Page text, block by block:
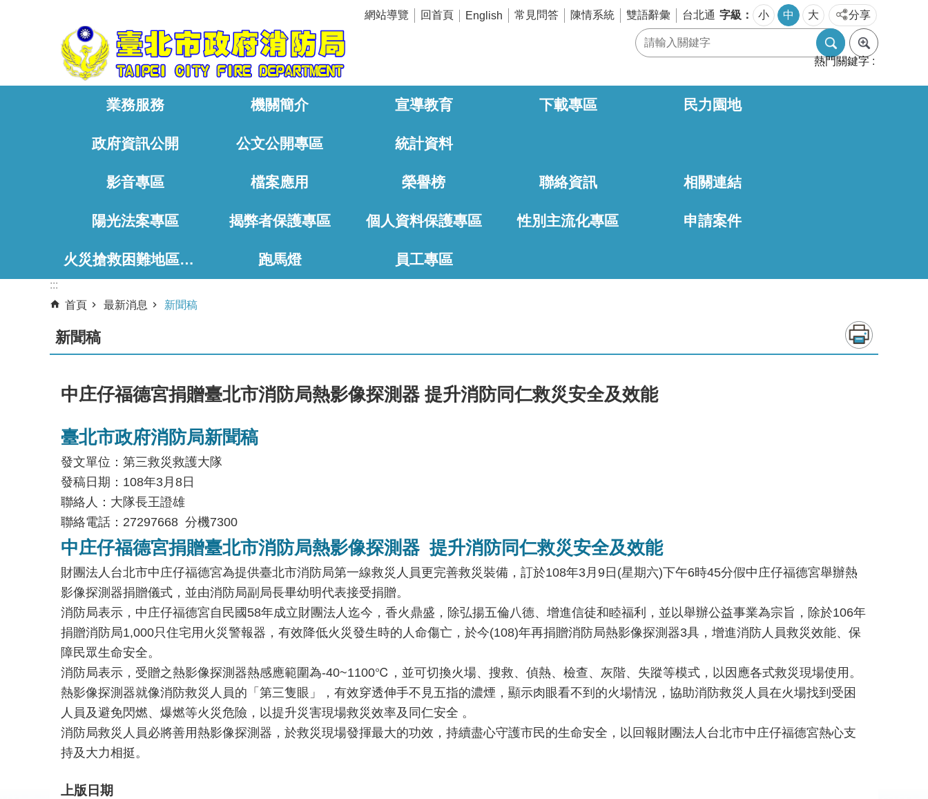
網站導覽 回首頁 English 常見問答 陳情系統 雙語辭彙 台北通 字級 小 中 大 分享
熱門關鍵字
業務服務 機關簡介 宣導教育 下載專區 民力園地
政府資訊公開 公文公開專區 統計資料
影音專區 檔案應用 榮譽榜 聯絡資訊 相關連結
陽光法案專區 揭弊者保護專區 個人資料保護專區 性別主流化專區 申請案件
火災搶救困難地區、消防通道相關資料 跑馬燈 員工專區
:::
首頁
最新消息 新聞稿
新聞稿
中庄仔福德宮捐贈臺北市消防局熱影像探測器 提升消防同仁救災安全及效能
臺北市政府消防局新聞稿
發文單位：第三救災救護大隊
發稿日期：108年3月8日
聯絡人：大隊長王證雄
聯絡電話：27297668 分機7300
中庄仔福德宮捐贈臺北市消防局熱影像探測器 提升消防同仁救災安全及效能
財團法人台北市中庄仔福德宮為提供臺北市消防局第一線救災人員更完善救災裝備，訂於108年3月9日(星期六)下午6時45分假中庄仔福德宮舉辦熱
影像探測器捐贈儀式，並由消防局副局長畢幼明代表接受捐贈。
消防局表示，中庄仔福德宮自民國58年成立財團法人迄今，香火鼎盛，除弘揚五倫八德、增進信徒和睦福利，並以舉辦公益事業為宗旨，除於106年
捐贈消防局1,000只住宅用火災警報器，有效降低火災發生時的人命傷亡，於今(108)年再捐贈消防局熱影像探測器3具，增進消防人員救災效能、保
障民眾生命安全。
消防局表示，受贈之熱影像探測器熱感應範圍為-40~1100℃，並可切換火場、搜救、偵熱、檢查、灰階、失蹤等模式，以因應各式救災現場使用。
熱影像探測器就像消防救災人員的「第三隻眼」，有效穿透伸手不見五指的濃煙，顯示肉眼看不到的火場情況，協助消防救災人員在火場找到受困
人員及避免閃燃、爆燃等火災危險，以提升災害現場救災效率及同仁安全 。
消防局救災人員必將善用熱影像探測器，於救災現場發揮最大的功效，持續盡心守護市民的生命安全，以回報財團法人台北市中庄仔福德宮熱心支
持及大力相挺。
上版日期